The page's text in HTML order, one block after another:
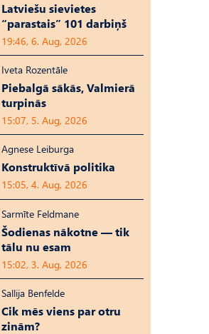
Latviešu sievietes
“parastais” 101 darbiņš
19:46, 6. Aug, 2026
Iveta Rozentāle
Piebalgā sākās, Valmierā
turpinās
15:07, 5. Aug, 2026
Agnese Leiburga
Konstruktīvā politika
15:05, 4. Aug, 2026
Sarmīte Feldmane
Šodienas nākotne — tik
tālu nu esam
15:02, 3. Aug, 2026
Sallija Benfelde
Cik mēs viens par otru
zinām?